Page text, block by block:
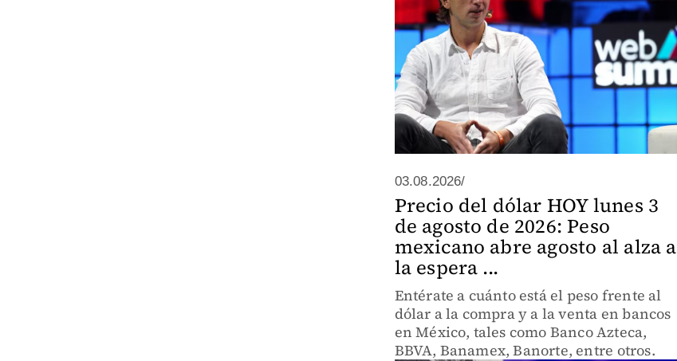
03.08.2026/
Precio del dólar HOY lunes 3
de agosto de 2026: Peso
mexicano abre agosto al alza a
la espera ...
Entérate a cuánto está el peso frente al
dólar a la compra y a la venta en bancos
en México, tales como Banco Azteca,
BBVA, Banamex, Banorte, entre otros.